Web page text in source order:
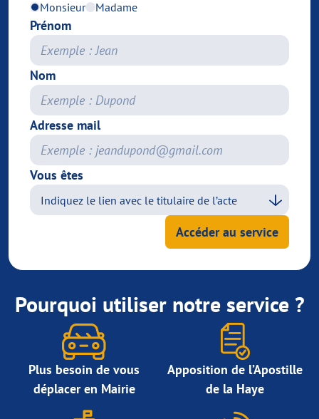
Monsieur Madame
Prénom
Nom
Adresse mail
Vous êtes
Accéder au service
Pourquoi utiliser notre service ?
Plus besoin de vous
déplacer en Mairie
Apposition de l’Apostille
de la Haye